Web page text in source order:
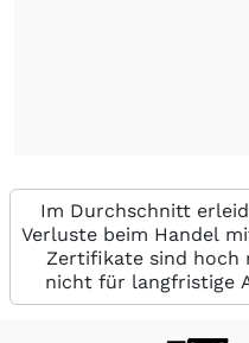
Im Durchschnitt
Verluste beim Handel
Zertifikate sind hoch
nicht für langfristige